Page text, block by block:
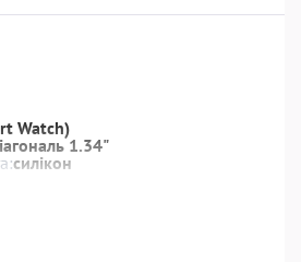
Watch)
1.34"
силікон
калорій, акселерометр,
крокомір,